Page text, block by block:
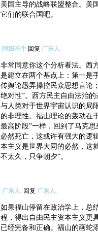
美国主导的战略联盟整合。美
它们的联合国吧。
阿妞不牛回复 广东人.
非常同意你这个分析看法。西
是建立在两个基点上：第一
传舆论愚弄操控民众思想言论
绝对性”。西方民主自由法治
与人类对于世界宇宙认识的局
的非理性。福山理论的轰动在
最高阶段”一样，回到了马克
必然死亡，这或许有强大的逻
本主义是世界大同的必然，这
不太久，只争朝夕”。
广东人.回复 广东人.
如果福山停留在政治学上，总
程，得出自由民主资本主义更
已经完备和正确。福山的画蛇